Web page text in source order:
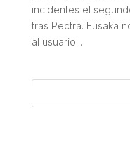
incidentes el
tras Pectra. Fusaka
al usuario...